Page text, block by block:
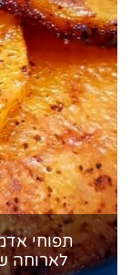
תפוחי
לארוחה